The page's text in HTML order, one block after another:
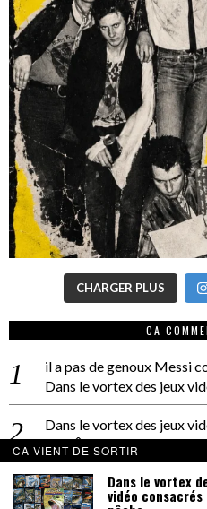
CHARGER PLUS
CA
il a pas de genoux Messi
Dans le vortex des jeux
Dans le vortex des jeux
PACÔME
La séance d’Hip Gnose
La Patrie dans
CA VIENT DE SORTIR
Dans le vortex
vidéo consacrés